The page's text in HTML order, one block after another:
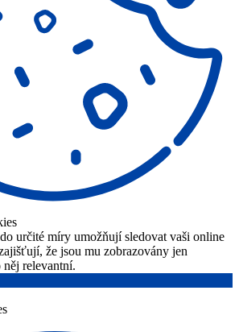
určité míry umožňují sledovat vaši online
že jsou mu zobrazovány jen
relevantní.